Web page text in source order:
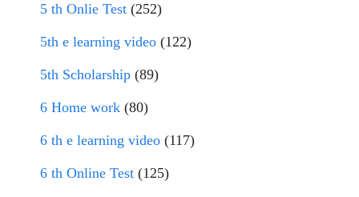
5 th Onlie Test (252)
5th e learning video (122)
5th Scholarship (89)
6 Home work (80)
6 th e learning video (117)
6 th Online Test (125)